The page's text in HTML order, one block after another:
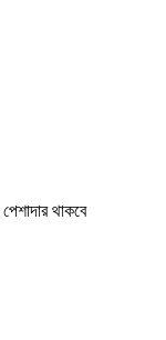
থাকবে